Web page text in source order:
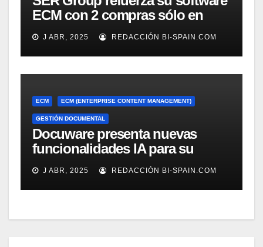
ECM con 2 compras sólo en
marzo
J ABR, 2025 REDACCIÓN BI-SPAIN.COM
ECM ECM (ENTERPRISE CONTENT MANAGEMENT)
GESTIÓN DOCUMENTAL
Docuware presenta nuevas
funcionalidades IA para su
gestión documental
J ABR, 2025 REDACCIÓN BI-SPAIN.COM